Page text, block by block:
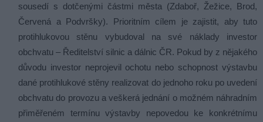
sousedí s dotčenými částmi města (Zdaboř, Žežice, Brod,
Červená a Podvršky). Prioritním cílem je zajistit, aby tuto
protihlukovou stěnu vybudoval na své náklady investor
obchvatu – Ředitelství silnic a dálnic ČR. Pokud by z nějakého
důvodu investor neprojevil ochotu nebo schopnost výstavbu
dané protihlukové stěny realizovat do jednoho roku po uvedení
obchvatu do provozu a veškerá jednání o možném náhradním
přiměřeném termínu výstavby nepovedou ke konkrétnímu